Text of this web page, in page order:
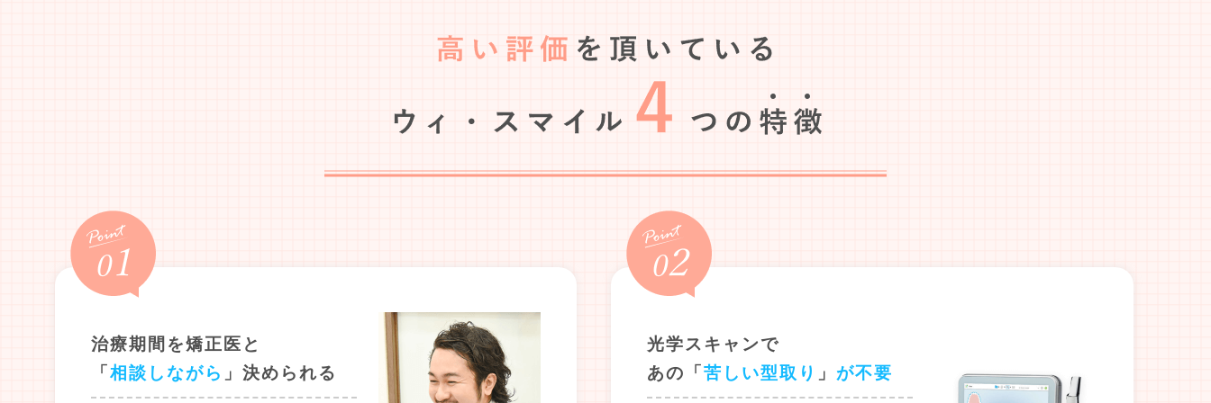
治療期間を矯正医と
「 相談しながら 」決められる
光学スキャンで
あの「苦しい型取り 」が不要